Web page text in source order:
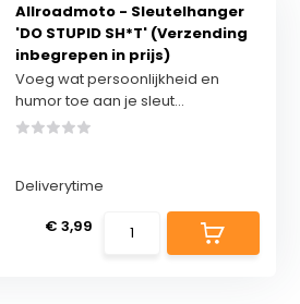
Allroadmoto - Sleutelhanger
'DO STUPID SH*T' (Verzending
inbegrepen in prijs)
Voeg wat persoonlijkheid en
humor toe aan je sleut...
Deliverytime
€ 3,99